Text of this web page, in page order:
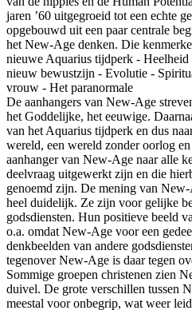
jaren ’60 uitgegroeid tot een echte
opgebouwd uit een paar centrale
het New-Age denken. Die
nieuwe Aquarius tijdperk - Heelheid
nieuw bewustzijn - Evolutie -
vrouw - Het paranormale
De aanhangers van New-Age
het Goddelijke, het eeuwige.
van het Aquarius tijdperk en dus
wereld, een wereld zonder oorlog
aanhanger van New-Age naar alle
deelvraag uitgewerkt zijn en die
genoemd zijn. De mening van
heel duidelijk. Ze zijn voor gelijke
godsdiensten. Hun positieve beeld
o.a. omdat New-Age voor een
denkbeelden van andere
tegenover New-Age is daar tegen
Sommige groepen christenen zien
duivel. De grote verschillen tussen
meestal voor onbegrip, wat weer